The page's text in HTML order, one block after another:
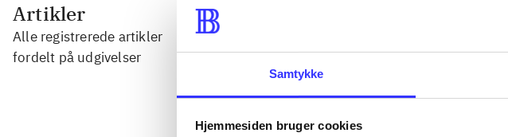
Samtykke
Hjemmesiden bruger cookies
Artikler
Alle registrerede artikler
fordelt på udgivelser
...